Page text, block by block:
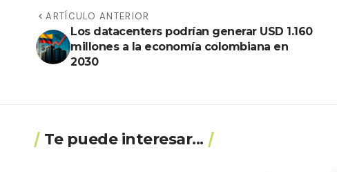
ARTÍCULO ANTERIOR
Los datacenters podrían generar USD 1.160
millones a la economía colombiana en
2030
Te puede interesar...